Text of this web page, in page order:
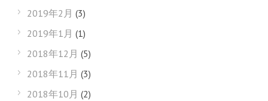
2019年2月 (3)
2019年1月 (1)
2018年12月 (5)
2018年11月 (3)
2018年10月 (2)